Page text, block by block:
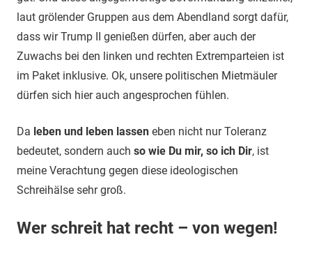
laut grölender Gruppen aus dem Abendland sorgt dafür,
dass wir Trump II genießen dürfen, aber auch der
Zuwachs bei den linken und rechten Extremparteien ist
im Paket inklusive. Ok, unsere politischen Mietmäuler
dürfen sich hier auch angesprochen fühlen.
Da leben und leben lassen eben nicht nur Toleranz
bedeutet, sondern auch so wie Du mir, so ich Dir, ist
meine Verachtung gegen diese ideologischen
Schreihälse sehr groß.
Wer schreit hat recht – von wegen!